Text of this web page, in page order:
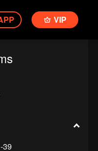
VIP
39